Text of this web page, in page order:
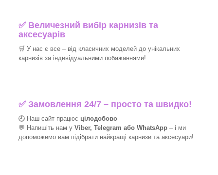
✅ Величезний вибір карнизів та
аксесуарів
🛒 У нас є все – від класичних моделей до унікальних
карнизів за індивідуальними побажаннями!
✅Замовлення 24/7 – просто та швидко!
🕘 Наш сайт працює цілодобово
💬 Напишіть нам у Viber, Telegram або WhatsApp – і ми
допоможемо вам підібрати найкращі карнизи та аксесуари!